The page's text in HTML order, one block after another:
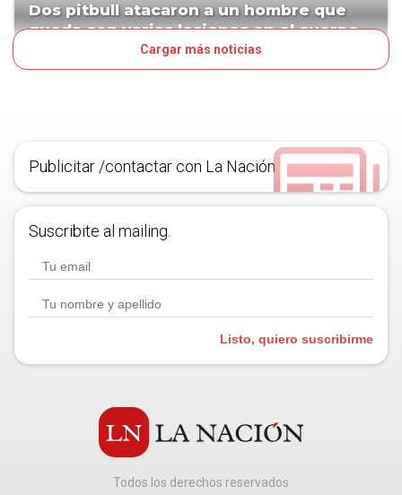
Dos pitbull atacaron a un hombre que
queda con varias lesiones en el cuerpo
Cargar más noticias
Publicitar /contactar con La Nación
Suscribite al mailing.
Listo, quiero suscribirme
Todos los derechos reservados